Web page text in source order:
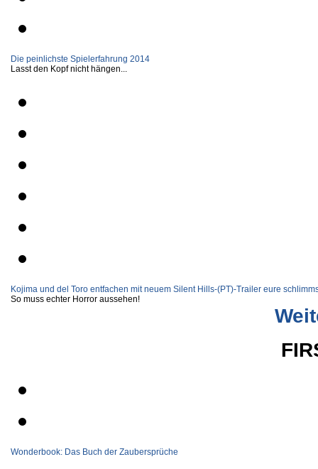
Die peinlichste Spielerfahrung 2014
Lasst den Kopf nicht hängen...
Kojima und del Toro entfachen mit neuem Silent Hills-(PT)-Trailer eure
So muss echter Horror aussehen!
Wonderbook: Das Buch der Zaubersprüche